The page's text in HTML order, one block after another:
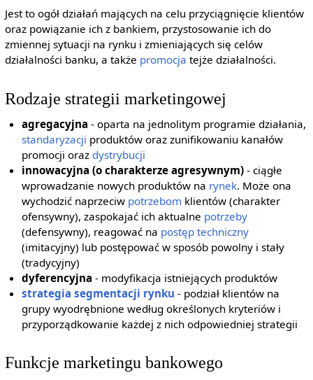
Jest to ogół działań mających na celu przyciągnięcie klientów
oraz powiązanie ich z bankiem, przystosowanie ich do
zmiennej sytuacji na rynku i zmieniających się celów
działalności banku, a także promocja tejże działalności.
Rodzaje strategii marketingowej
agregacyjna - oparta na jednolitym programie działania,
standaryzacji produktów oraz zunifikowaniu kanałów
promocji oraz dystrybucji
innowacyjna (o charakterze agresywnym)- ciągłe
wprowadzanie nowych produktów na rynek. Może ona
wychodzić naprzeciw potrzebom klientów (charakter
ofensywny), zaspokajać ich aktualne potrzeby
(defensywny), reagować na postęp techniczny
(imitacyjny) lub postępować w sposób powolny i stały
(tradycyjny)
dyferencyjna - modyfikacja istniejących produktów
strategia segmentacji rynku - podział klientów na
grupy wyodrębnione według określonych kryteriów i
przyporządkowanie każdej z nich odpowiedniej strategii
Funkcje marketingu bankowego